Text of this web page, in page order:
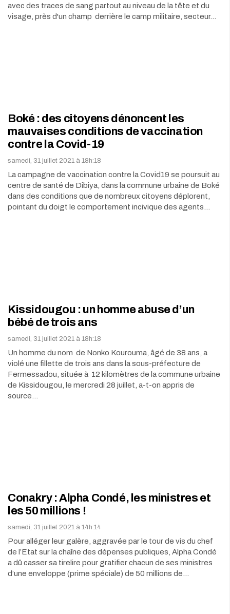
avec des traces de sang partout au niveau de la tête et du
visage, près d'un champ derrière le camp militaire, secteur…
Boké : des citoyens dénoncent les
mauvaises conditions de vaccination
contre la Covid-19
samedi, 31 juillet 2021 à 18h:18
La campagne de vaccination contre la Covid19 se poursuit au
centre de santé de Dibiya, dans la commune urbaine de Boké
dans des conditions que de nombreux citoyens déplorent,
pointant du doigt le comportement incivique des agents…
Kissidougou : un homme abuse d’un
bébé de trois ans
samedi, 31 juillet 2021 à 18h:18
Un homme du nom de Nonko Kourouma, âgé de 38 ans, a
violé une fillette de trois ans dans la sous-préfecture de
Fermessadou, située à 12 kilomètres de la commune urbaine
de Kissidougou, le mercredi 28 juillet, a-t-on appris de
source…
Conakry : Alpha Condé, les ministres et
les 50 millions !
samedi, 31 juillet 2021 à 14h:14
Pour alléger leur galère, aggravée par le tour de vis du chef
de l’Etat sur la chaîne des dépenses publiques, Alpha Condé
a dû casser sa tirelire pour gratifier chacun de ses ministres
d’une enveloppe (prime spéciale) de 50 millions de…